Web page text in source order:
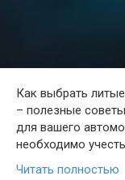
Как выбрать
– полезные
для вашего
необходимо
Читать полностью